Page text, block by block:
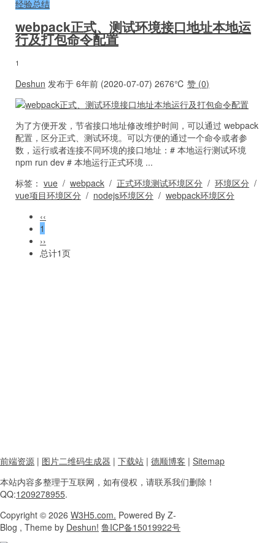
经验总结
webpack正式、测试环境接口地址本地运
行及打包命令配置
1
Deshun 发布于 6年前 (2020-07-07) 2676℃ 赞 (0)
为了方便开发，节省接口地址修改维护时间，可以通过 webpack
配置，区分正式、测试环境。可以方便的通过一个命令或者参
数，运行或者连接不同环境的接口地址：# 本地运行测试环境
npm run dev # 本地运行正式环境 ...
标签： vue / webpack / 正式环境测试环境区分 / 环境区分 /
vue项目环境区分 / nodejs环境区分 / webpack环境区分
‹‹
1
››
总计1页
前端资源 | 图片二维码生成器 | 下载站 | 德顺博客 | Sitemap
本站内容多整理于互联网， 如有侵权，请联系我们删除！
QQ:1209278955.
Copyright © 2026 W3H5.com. Powered By Z-
Blog , Theme by Deshun! 鲁ICP备15019922号